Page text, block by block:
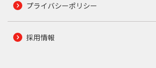
プライバシーポリシー
採用情報